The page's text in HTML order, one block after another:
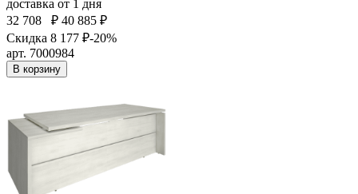
доставка от 1 дня
32 708
₽ 40 885 ₽
Скидка 8 177 ₽-20%
арт. 7000984
В корзину